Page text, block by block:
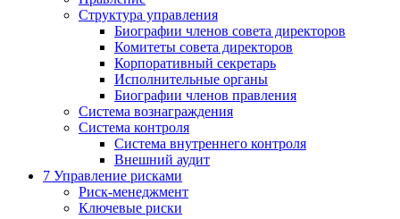
Структура управления
Биографии членов совета директоров
Комитеты совета директоров
Корпоративный секретарь
Исполнительные органы
Биографии членов правления
Система вознаграждения
Система контроля
Система внутреннего контроля
Внешний аудит
7 Управление рисками
Риск-менеджмент
Ключевые риски